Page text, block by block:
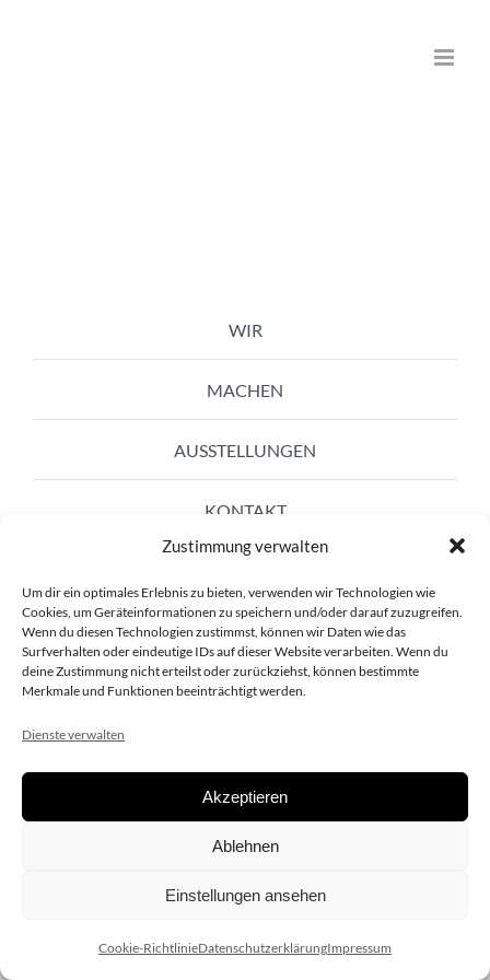
Zustimmung verwalten
Um dir ein optimales Erlebnis zu bieten, verwenden wir Technologien wie
Cookies, um Geräteinformationen zu speichern und/oder darauf zuzugreifen.
Wenn du diesen Technologien zustimmst, können wir Daten wie das
Surfverhalten oder eindeutige IDs auf dieser Website verarbeiten. Wenn du
deine Zustimmung nicht erteilst oder zurückziehst, können bestimmte
Merkmale und Funktionen beeinträchtigt werden.
Dienste verwalten
Akzeptieren
Ablehnen
Einstellungen ansehen
Cookie-RichtlinieDatenschutzerklärungImpressum
WIR
MACHEN
AUSSTELLUNGEN
KONTAKT
Copyright 2020 dieSCHAUsteller.at |Datenschützerklärung|
| Design:www.ARGEntur.at